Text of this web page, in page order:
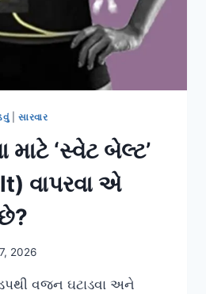
|સારવાર
માટે ‘સ્વેટ બેલ્ટ’
વાપરવા એ
2026
વજન ઘટાડવા અને